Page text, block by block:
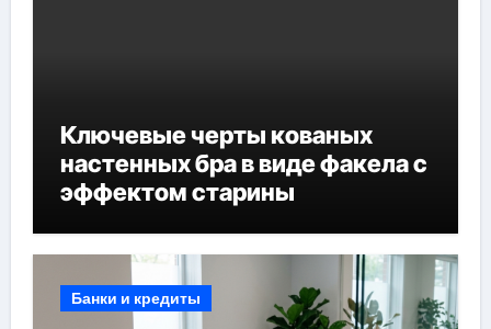
Ключевые черты кованых
настенных бра в виде факела с
эффектом старины
Банки и кредиты